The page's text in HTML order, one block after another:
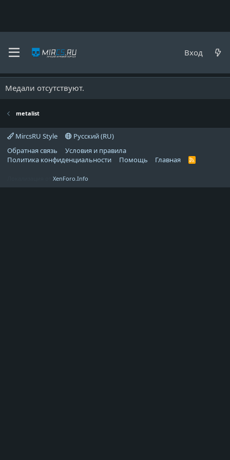
Вход
metalist
Медали отсутствуют.
metalist
MircsRU Style
Русский (RU)
Обратная связь
Условия и правила
Политика конфиденциальности
Помощь Главная
R
XenForo.Info